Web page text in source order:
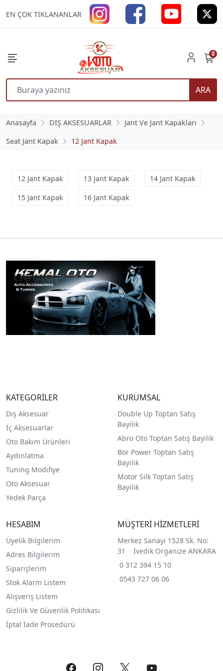
EN ÇOK TIKLANANLAR
ARA
0
Anasayfa DIŞ AKSESUARLAR
Jant Ve Jant Kapakları
Seat Jant Kapak
12 Jant Kapak
12 Jant Kapak 13 Jant Kapak
14 Jant Kapak
15 Jant Kapak
16 Jant Kapak
KATEGORİLER
Dış Aksesuar
İç Aksesuarlar
Oto Bakım Ürünleri
Aydınlatma
Tuning Modifiye
Oto Aksesuar
Yedek Parça
KURUMSAL
Double Up Toptan Satış
Bayilik
Abro Oto Toptan Satış Bayilik
Bor Power Toptan Satış
Bayilik
Motor Silk Toptan Satış
Bayilik
HESABIM
Üyelik Bilgilerim
Adres Bilgilerim
Siparişlerim
Stok Alarm Listem
Alışveriş Listem
Gizlilik Ve Güvenlik Politikası
İptal İade Prosedürü
MÜŞTERİ HİZMETLERİ
Merkez Sanayi 1528 Sk. No:
31 İvedik Organize ANKARA
0 312 394 15 10
0543 727 06 06